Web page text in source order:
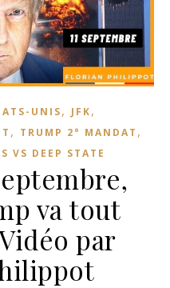
UNIS, JFK,
, TRUMP 2° MANDAT ,
VS DEEP STATE
va tout
par